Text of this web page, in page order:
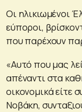
Οι ηλικιωμένοι
εύποροι,
που παρέχουν
«Αυτό που μας
απέναντι στα
οικονομικά είτε
Νοβάκη,